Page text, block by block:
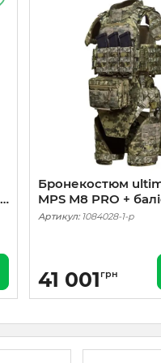
Бронекостюм
MPS М8 PRO +
пакети захист
Артикул: 1084028-1-p
41 001 грн